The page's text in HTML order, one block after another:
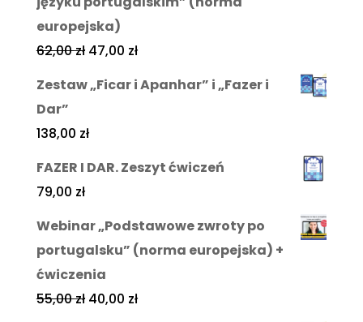
europejska)
62,00zł 47,00 zł
Zestaw „Ficar i Apanhar” i „Fazer i
Dar”
138,00 zł
FAZER I DAR. Zeszyt ćwiczeń
79,00 zł
Webinar „Podstawowe zwroty po
portugalsku” (norma europejska) +
ćwiczenia
55,00zł 40,00 zł